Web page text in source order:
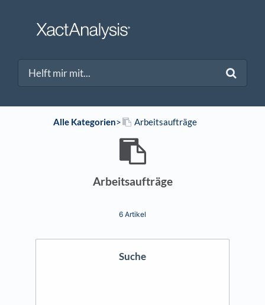
Alle Kategorien​>​ ​Arbeitsaufträge
Arbeitsaufträge
6 Artikel
Suche